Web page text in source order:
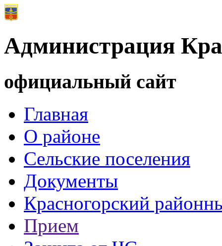
Администрация
официальный сайт
Главная
О районе
Сельские поселения
Документы
Красногорский
Прием